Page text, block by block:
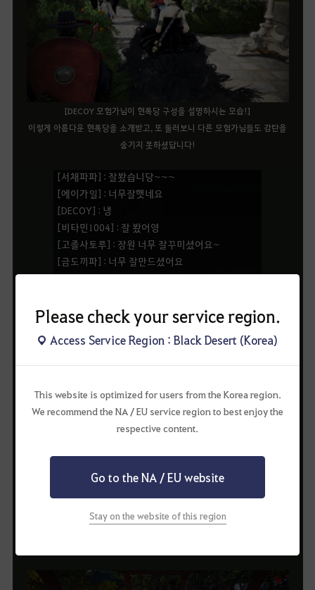
Please check your service region.
Access Service Region : Black Desert (Korea)
This website is optimized for users from the Korea region.
We recommend the NA / EU service region to best enjoy the
respective content.
Go to the NA / EU website
Stay on the website of this region
[DECOY 모험가님이 현록당 구성을 설명하시는 모습!]
이렇게 아름다운 현록당을 소개받고, 또 둘러보니 다른 모험가님들도 감탄을
숨기지 못하셨답니다!